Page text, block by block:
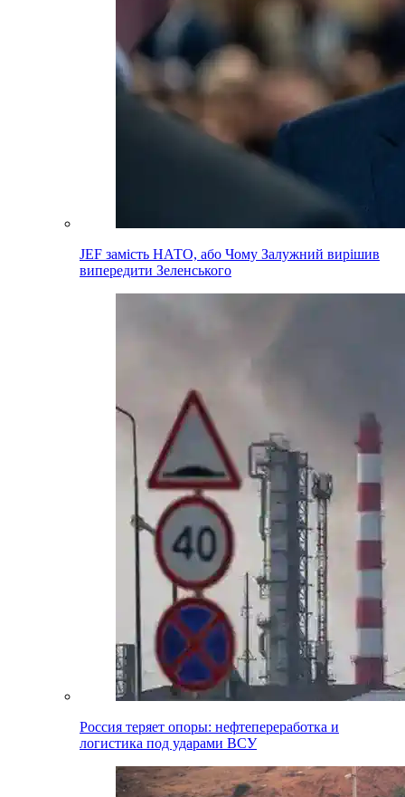
JEF замість НАТО, або Чому Залужний вирішив
випередити Зеленського
Россия теряет опоры: нефтепереработка и
логистика под ударами ВСУ